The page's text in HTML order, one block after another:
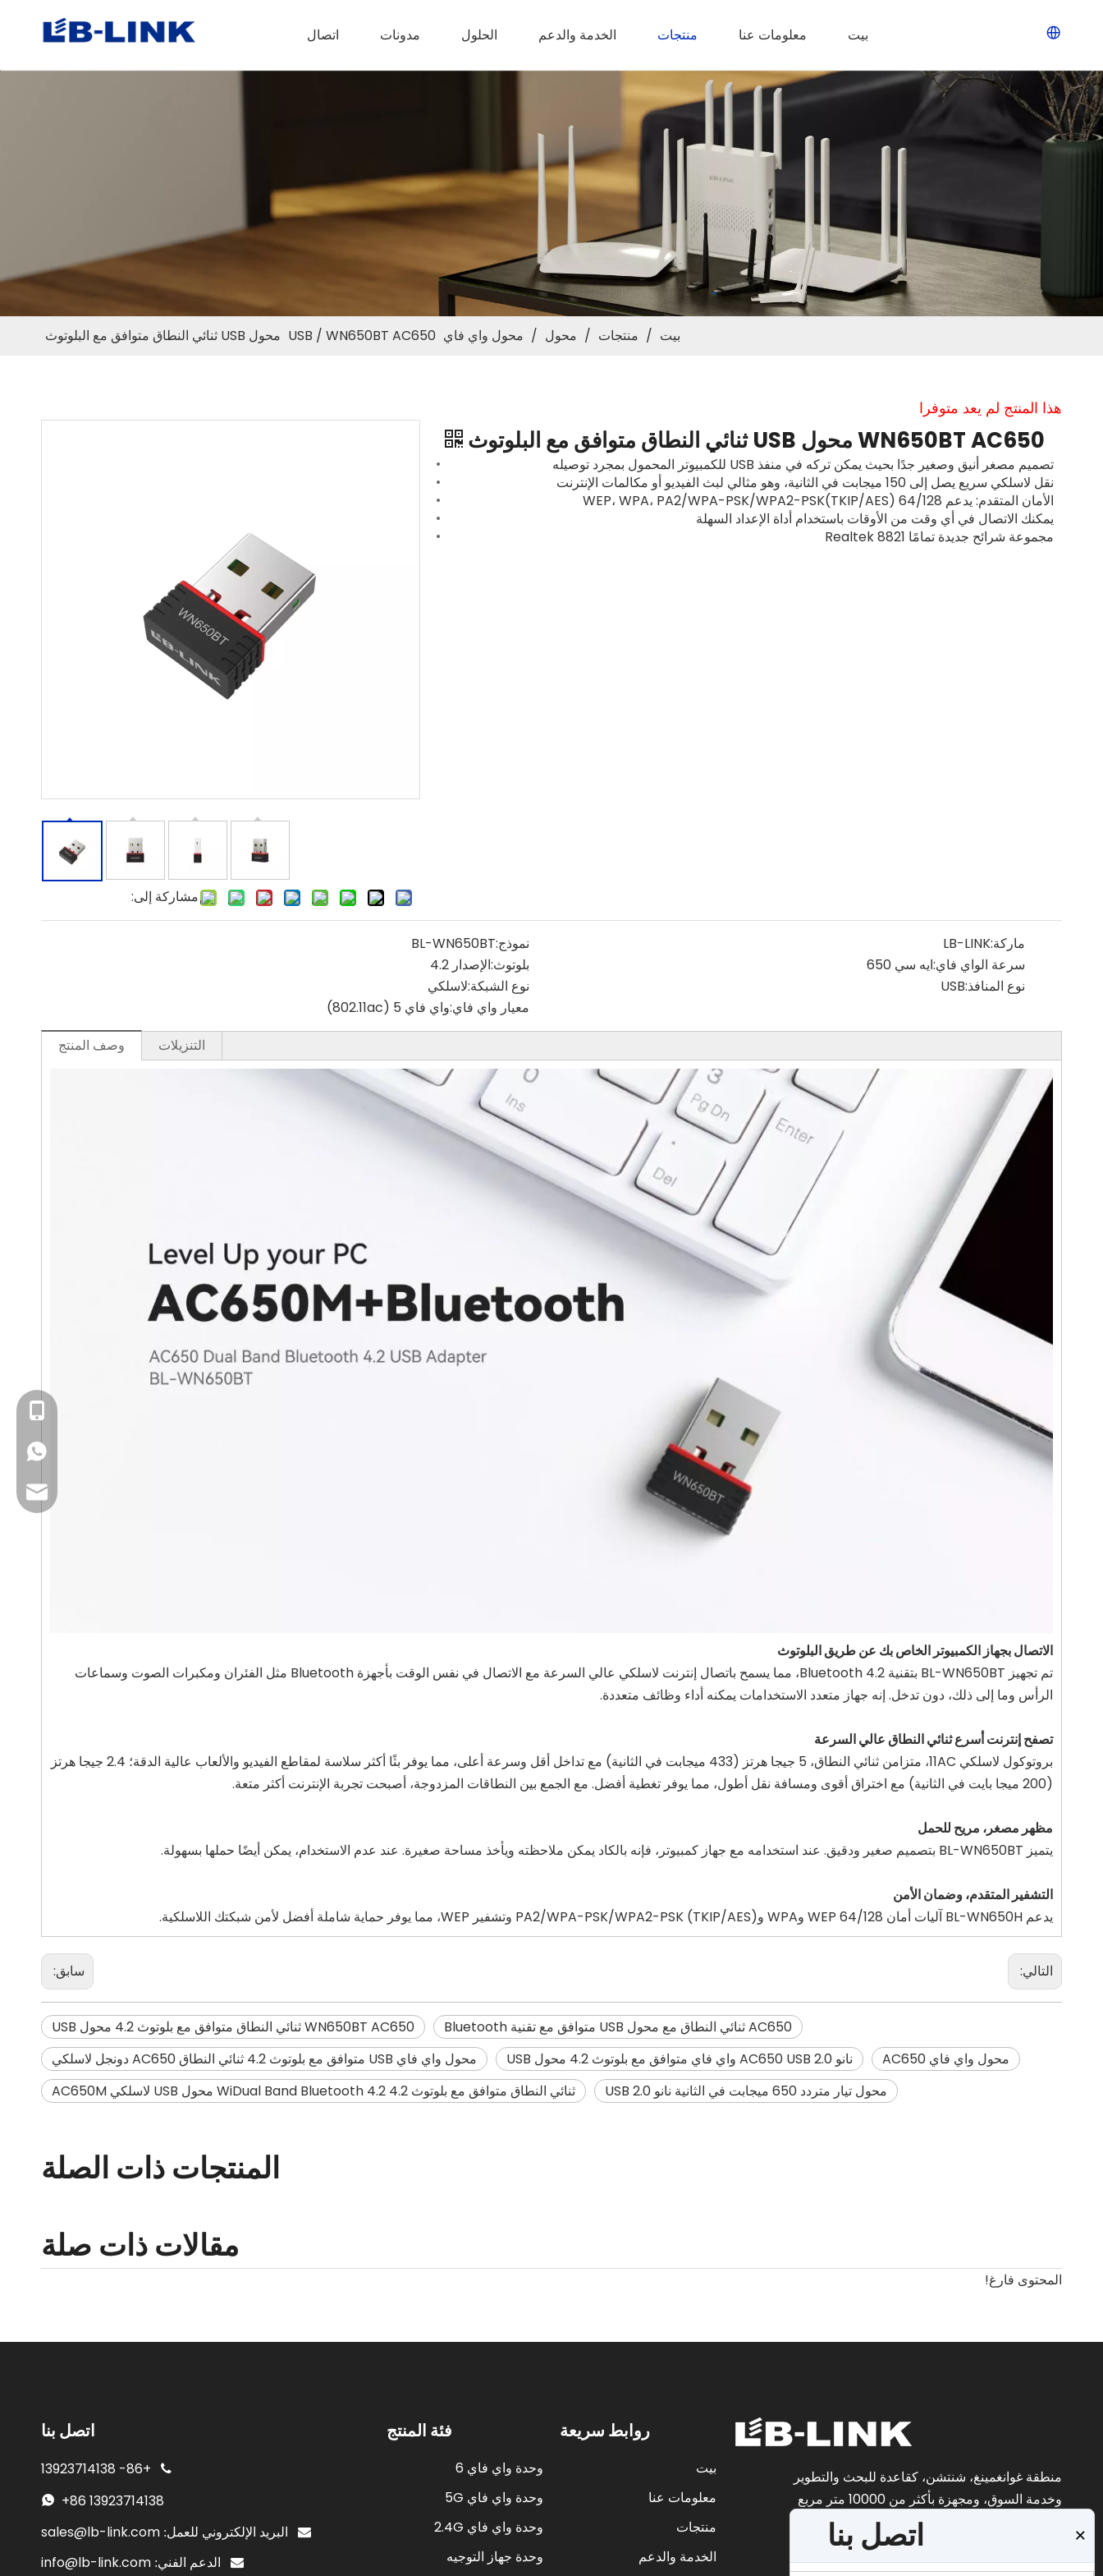
بيت معلومات عنا منتجات الخدمة والدعم الحلول مدونات اتصال
بيت / منتجات / محول / محول واي فاي USB / WN650BT AC650 محول USB ثنائي النطاق متوافق مع البلوتوث
هذا المنتج لم يعد متوفرا
مشاركة إلى:
WN650BT AC650 محول USB ثنائي النطاق متوافق مع البلوتوث
تصميم مصغر أنيق وصغير جدًا بحيث يمكن تركه في منفذ USB للكمبيوتر المحمول بمجرد توصيله
نقل لاسلكي سريع يصل إلى 150 ميجابت في الثانية، وهو مثالي لبث الفيديو أو مكالمات الإنترنت
الأمان المتقدم: يدعم 64/128 WEP، WPA، PA2/WPA-PSK/WPA2-PSK(TKIP/AES)
يمكنك الاتصال في أي وقت من الأوقات باستخدام أداة الإعداد السهلة
مجموعة شرائح جديدة تمامًا Realtek 8821
نموذج:BL-WN650BT ماركة:LB-LINK
بلوتوث:الإصدار 4.2 سرعة الواي فاي:ايه سي 650
نوع الشبكة:لاسلكي نوع المنافذ:USB
معيار واي فاي:واي فاي 5 (802.11ac)
وصف المنتج
التنزيلات
الاتصال بجهاز الكمبيوتر الخاص بك عن طريق البلوتوث
تم تجهيز BL-WN650BT بتقنية Bluetooth 4.2، مما يسمح باتصال إنترنت لاسلكي عالي السرعة مع الاتصال في نفس الوقت بأجهزة Bluetooth مثل الفئران ومكبرات الصوت وسماعات
الرأس وما إلى ذلك، دون تدخل. إنه جهاز متعدد الاستخدامات يمكنه أداء وظائف متعددة.
تصفح إنترنت أسرع ثنائي النطاق عالي السرعة
بروتوكول لاسلكي 11AC، متزامن ثنائي النطاق، 5 جيجا هرتز (433 ميجابت في الثانية) مع تداخل أقل وسرعة أعلى، مما يوفر بثًا أكثر سلاسة لمقاطع الفيديو والألعاب عالية الدقة؛ 2.4 جيجا هرتز
(200 ميجا بايت في الثانية) مع اختراق أقوى ومسافة نقل أطول، مما يوفر تغطية أفضل. مع الجمع بين النطاقات المزدوجة، أصبحت تجربة الإنترنت أكثر متعة.
مظهر مصغر، مريح للحمل
يتميز BL-WN650BT بتصميم صغير ودقيق. عند استخدامه مع جهاز كمبيوتر، فإنه بالكاد يمكن ملاحظته ويأخذ مساحة صغيرة. عند عدم الاستخدام، يمكن أيضًا حملها بسهولة.
التشفير المتقدم، وضمان الأمن
يدعم BL-WN650H آليات أمان 64/128 WEP وWPA وPA2/WPA-PSK/WPA2-PSK (TKIP/AES) وتشفير WEP، مما يوفر حماية شاملة أفضل لأمن شبكتك اللاسلكية.
سابق: التالي:
WN650BT AC650 ثنائي النطاق متوافق مع بلوتوث 4.2 محول USB
AC650 ثنائي النطاق مع محول USB متوافق مع تقنية Bluetooth
محول واي فاي USB متوافق مع بلوتوث 4.2 ثنائي النطاق AC650 دونجل لاسلكي
نانو AC650 USB 2.0 واي فاي متوافق مع بلوتوث 4.2 محول USB
محول واي فاي AC650
ثنائي النطاق متوافق مع بلوتوث 4.2 WiDual Band Bluetooth 4.2 محول USB لاسلكي AC650M
محول تيار متردد 650 ميجابت في الثانية نانو USB 2.0
المنتجات ذات الصلة
مقالات ذات صلة
المحتوى فارغ!
منطقة غوانغمينغ، شنتشن، كقاعدة للبحث والتطوير
وخدمة السوق، ومجهزة بأكثر من 10000 متر مربع
من ورش الإنتاج الآلية ومراكز التخزين اللوجستية.
روابط سريعة
بيت
معلومات عنا
منتجات
الخدمة والدعم
اتصل بنا ×
فئة المنتج
وحدة واي فاي 6
وحدة واي فاي 5G
وحدة واي فاي 2.4G
وحدة جهاز التوجيه
اتصل بنا

+86-
13923714138
 +8613923714138
 البريد الإلكتروني للعمل: sales@lb-link.com
 الدعم الفني: info@lb-link.com
+86- 13923714138
+86 13923714138